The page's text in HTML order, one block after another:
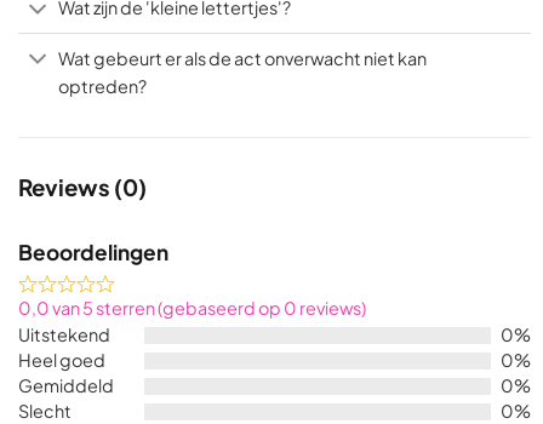
Wat zijn de 'kleine lettertjes'?
Wat gebeurt er als de act onverwacht niet kan
optreden?
Reviews (0)
Beoordelingen
Rated
0,0
out
of
5
0,0 van 5 sterren (gebaseerd op 0 reviews)
Uitstekend
0%
Heel goed
0%
Gemiddeld
0%
Slecht
0%